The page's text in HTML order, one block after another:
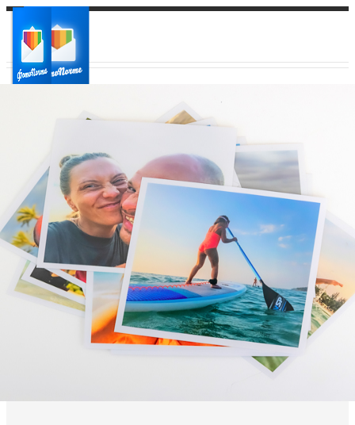
Ваш регион доставки
Выберите из списка: